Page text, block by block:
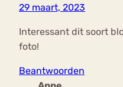
29 maart, 2023
Interessant dit soort
foto!
Beantwoorden